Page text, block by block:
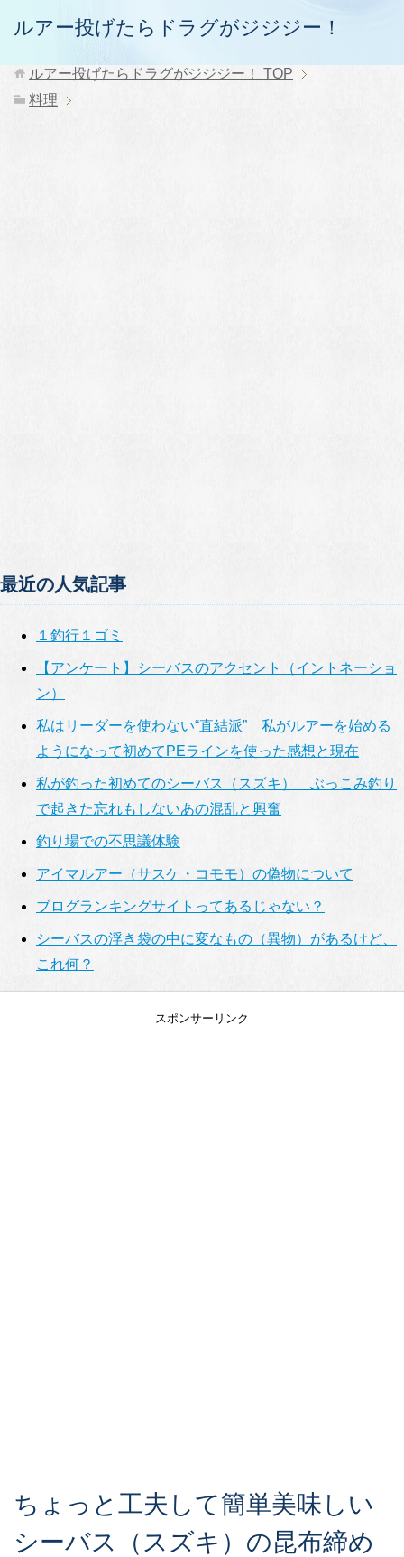
ルアー投げたらドラグがジジジー！
ルアー投げたらドラグがジジジー！
TOP
料理
最近の人気記事
１釣行１ゴミ
【アンケート】シーバスのアクセント（イントネーショ
ン）
私はリーダーを使わない“直結派” 私がルアーを始める
ようになって初めてPEラインを使った感想と現在
私が釣った初めてのシーバス（スズキ） ぶっこみ釣り
で起きた忘れもしないあの混乱と興奮
釣り場での不思議体験
アイマルアー（サスケ・コモモ）の偽物について
ブログランキングサイトってあるじゃない？
シーバスの浮き袋の中に変なもの（異物）があるけど、
これ何？
スポンサーリンク
ちょっと工夫して簡単美味しい
シーバス（スズキ）の昆布締め